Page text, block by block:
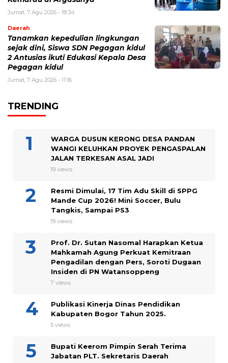
Jumat, 7 Agu 2026 - 18:34
Daerah
Tanamkan kepedulian lingkungan
sejak dini, Siswa SDN Pegagan kidul
2 Antusias ikuti Edukasi Kepala Desa
Pegagan kidul
Jumat, 7 Agu 2026 - 11:16
TRENDING
WARGA DUSUN KERONG DESA PANDAN
WANGI KELUHKAN PROYEK PENGASPALAN
JALAN TERKESAN ASAL JADI
19 views
Resmi Dimulai, 17 Tim Adu Skill di SPPG
Mande Cup 2026! Mini Soccer, Bulu
Tangkis, Sampai PS3
19 views
Prof. Dr. Sutan Nasomal Harapkan Ketua
Mahkamah Agung Perkuat Kemitraan
Pengadilan dengan Pers, Soroti Dugaan
Insiden di PN Watansoppeng
7 views
Publikasi Kinerja Dinas Pendidikan
Kabupaten Bogor Tahun 2025.
5 views
Bupati Keerom Pimpin Serah Terima
Jabatan PLT. Sekretaris Daerah